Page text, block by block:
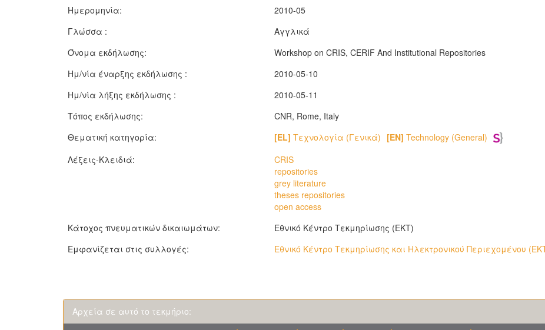
Ημερομηνία:
2010-05
Γλώσσα :
Αγγλικά
Όνομα εκδήλωσης:
Workshop on CRIS, CERIF And Institutional Repositories
Ημ/νία έναρξης εκδήλωσης :
2010-05-10
Ημ/νία λήξης εκδήλωσης :
2010-05-11
Τόπος εκδήλωσης:
CNR, Rome, Italy
Θεματική κατηγορία:
[EL] Τεχνολογία (Γενικά) [EN] Technology (General)
Λέξεις-Κλειδιά:
CRIS
repositories
grey literature
theses repositories
open access
Κάτοχος πνευματικών δικαιωμάτων:
Εθνικό Κέντρο Τεκμηρίωσης (ΕΚΤ)
Εμφανίζεται στις συλλογές:
Εθνικό Κέντρο Τεκμηρίωσης και Ηλεκτρονικού Περιεχομένου
Αρχεία σε αυτό το τεκμήριο: